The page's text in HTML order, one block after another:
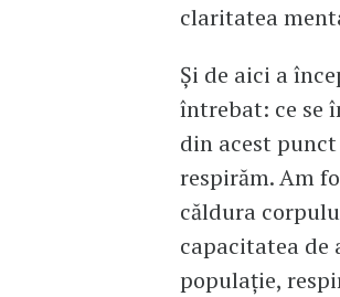
claritatea
Și de aici a
întrebat: ce se
din acest
respirăm. Am
căldura
capacitatea de
populație,